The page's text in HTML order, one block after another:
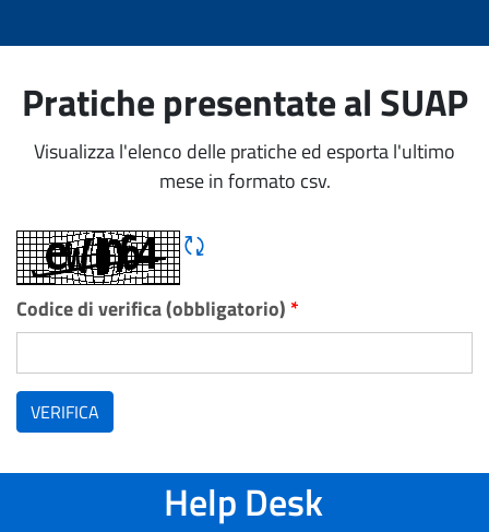
Pratiche presentate al SUAP
Visualizza l'elenco delle pratiche ed esporta l'ultimo
mese in formato csv.
Rigene CAPTCHA
Codice di verifica (obbligatorio) *
VERIFICA
Help Desk